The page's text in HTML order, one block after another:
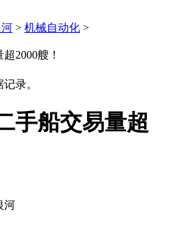
> 机械自动化 >
2000艘！
录。
手船交易量超
河